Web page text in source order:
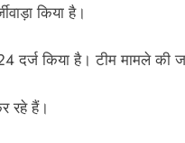
किया है।
दर्ज किया है। टीम मामले की
रहे हैं।